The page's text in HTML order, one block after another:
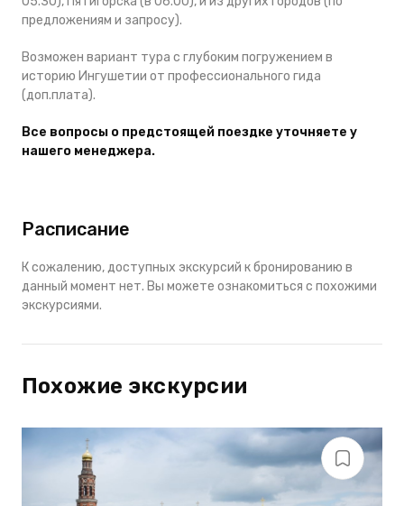
предложениям и запросу).
Возможен вариант тура с глубоким погружением в
историю Ингушетии от профессионального гида
(доп.плата).
Все вопросы о предстоящей поездке уточняете у
нашего менеджера.
Расписание
К сожалению, доступных экскурсий к бронированию в
данный момент нет. Вы можете ознакомиться с похожими
экскурсиями.
Похожие экскурсии